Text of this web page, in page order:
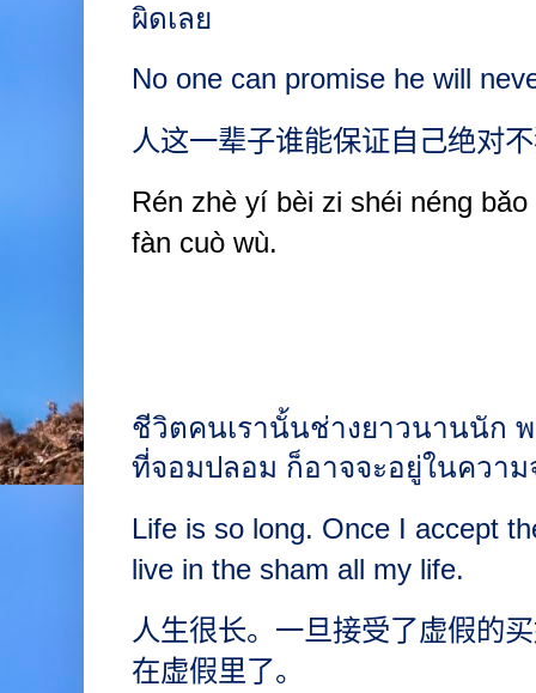
ผิดเลย
No one can promise he will
人这一辈子谁能保证自己绝对
Rén zhè yí bèi zi shéi néng bǎo
fàn cuò wù.
ชีวิตคนเรานั้นช่างยาวนานนัก
ที่จอมปลอม ก็อาจจะอยู่ในควา
Life is so long. Once I accept
live in the sham all my life.
人生很长。一旦接受了虚假的
在虚假里了。